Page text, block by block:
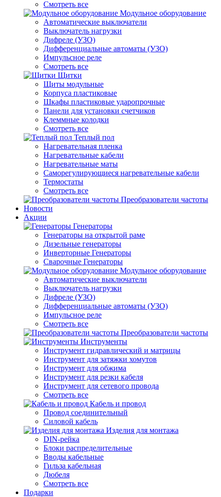
Смотреть все
Модульное оборудование
Автоматические выключатели
Выключатель нагрузки
Дифреле (УЗО)
Дифференциальные автоматы (УЗО)
Импульсное реле
Смотреть все
Щитки
Щиты модульные
Корпуса пластиковые
Шкафы пластиковые ударопрочные
Панели для установки счетчиков
Клеммные колодки
Смотреть все
Теплый пол
Нагревательная пленка
Нагревательные кабели
Нагревательные маты
Саморегулирующиеся нагревательные кабели
Термостаты
Смотреть все
Преобразователи частоты
Новости
Акции
Генераторы
Генераторы на открытой раме
Дизельные генераторы
Инверторные Генераторы
Сварочные Генераторы
Модульное оборудование
Автоматические выключатели
Выключатель нагрузки
Дифреле (УЗО)
Дифференциальные автоматы (УЗО)
Импульсное реле
Смотреть все
Преобразователи частоты
Инструменты
Инструмент гидравлический и матрицы
Инструмент для затяжки хомутов
Инструмент для обжима
Инструмент для резки кабеля
Инструмент для сетевого провода
Смотреть все
Кабель и провод
Провод соединительный
Силовой кабель
Изделия для монтажа
DIN-рейка
Блоки распределительные
Вводы кабельные
Гильза кабельная
Дюбеля
Смотреть все
Подарки